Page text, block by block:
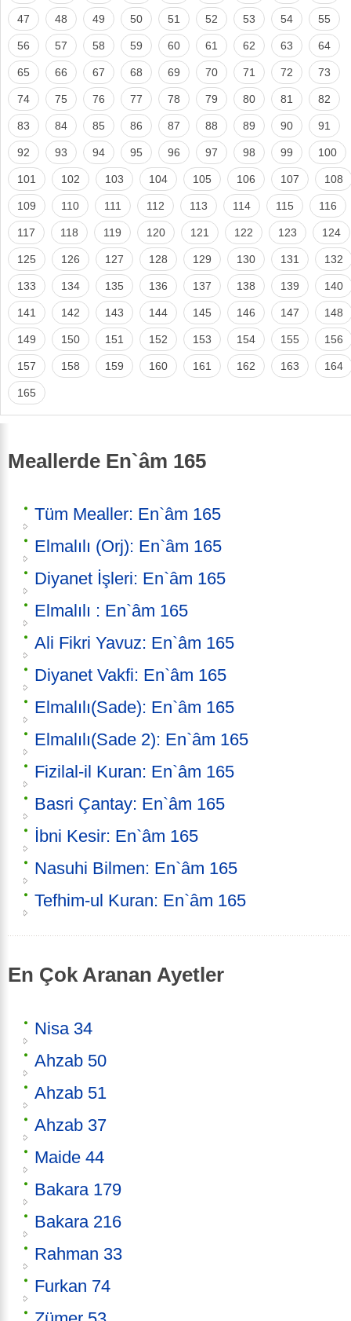
47 48 49 50 51 52 53 54 55
56 57 58 59 60 61 62 63 64
65 66 67 68 69 70 71 72 73
74 75 76 77 78 79 80 81 82
83 84 85 86 87 88 89 90 91
92 93 94 95 96 97 98 99 100
101 102 103 104 105 106 107 108
109 110 111 112 113 114 115 116
117 118 119 120 121 122 123 124
125 126 127 128 129 130 131 132
133 134 135 136 137 138 139 140
141 142 143 144 145 146 147 148
149 150 151 152 153 154 155 156
157 158 159 160 161 162 163 164
165
Meallerde En`âm 165
Tüm Mealler: En`âm 165
Elmalılı (Orj): En`âm 165
Diyanet İşleri: En`âm 165
Elmalılı : En`âm 165
Ali Fikri Yavuz: En`âm 165
Diyanet Vakfi: En`âm 165
Elmalılı(Sade): En`âm 165
Elmalılı(Sade 2): En`âm 165
Fizilal-il Kuran: En`âm 165
Basri Çantay: En`âm 165
İbni Kesir: En`âm 165
Nasuhi Bilmen: En`âm 165
Tefhim-ul Kuran: En`âm 165
En Çok Aranan Ayetler
Nisa 34
Ahzab 50
Ahzab 51
Ahzab 37
Maide 44
Bakara 179
Bakara 216
Rahman 33
Furkan 74